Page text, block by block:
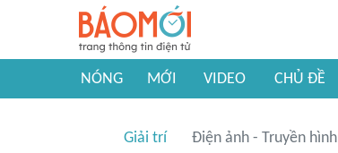
NÓNG MỚI VIDEO CHỦ ĐỀ
Giải trí Điện ảnh - Truyền hình